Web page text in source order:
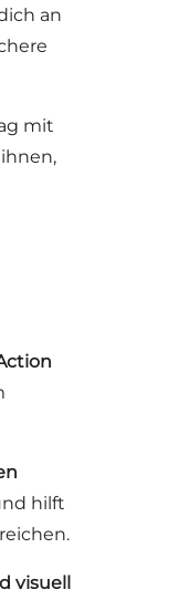
an
mit
hilft
visuell